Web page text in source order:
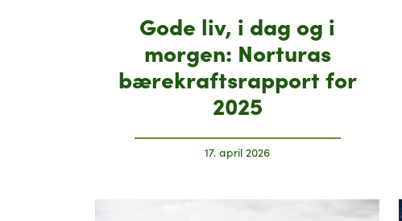
Gode liv, i dag og i
morgen: Norturas
bærekraftsrapport for
2025
17. april 2026